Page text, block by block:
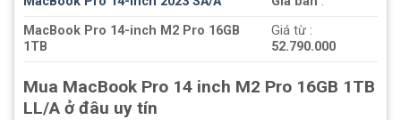
MacBook Pro 14-inch M2 Pro 16GB
1TB
Giá từ :
52.790.000
Mua MacBook Pro 14 inch M2 Pro 16GB 1TB
LL/A ở đâu uy tín